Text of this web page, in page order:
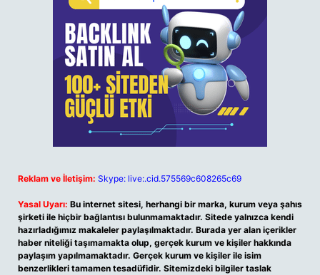
Reklam ve İletişim: Skype: live:.cid.575569c608265c69
Yasal Uyarı: Bu internet sitesi, herhangi bir marka, kurum veya şahıs
şirketi ile hiçbir bağlantısı bulunmamaktadır. Sitede yalnızca kendi
hazırladığımız makaleler paylaşılmaktadır. Burada yer alan içerikler
haber niteliği taşımamakta olup, gerçek kurum ve kişiler hakkında
paylaşım yapılmamaktadır. Gerçek kurum ve kişiler ile isim
benzerlikleri tamamen tesadüfidir. Sitemizdeki bilgiler taslak